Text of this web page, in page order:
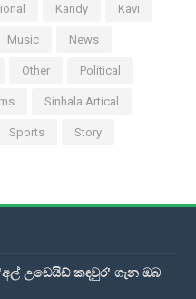
Kandy Kavi
Music News
Other Political
Sinhala Artical
Sports Story
උඩෙයිඩ් කඳවුර' ගැන ඔබ